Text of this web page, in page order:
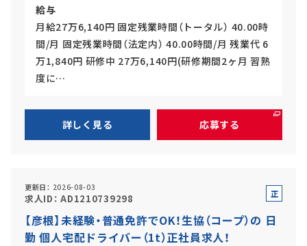
給与
月給27万6,140円 固定残業時間（トータル） 40.00時
間/月 固定残業時間（法定内） 40.00時間/月 残業代 6
万1,840円 研修中 27万6,140円(研修期間2ヶ月 習熟
度に…
詳しく見る 応募する
更新日 2026-08-03
求人ID AD1210739298
正
員
【彦根】未経験・普通免許でOK！生協（コープ）の 日
勤 個人宅配ドライバー（1t）正社員求人！